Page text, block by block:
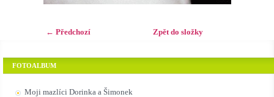
← Předchozí Zpět do složky
FOTOALBUM
Moji mazlíci Dorinka a Šimonek